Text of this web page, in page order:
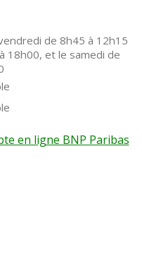
de 8h45 à 12h15
18h00, et le samedi de
en ligne BNP Paribas